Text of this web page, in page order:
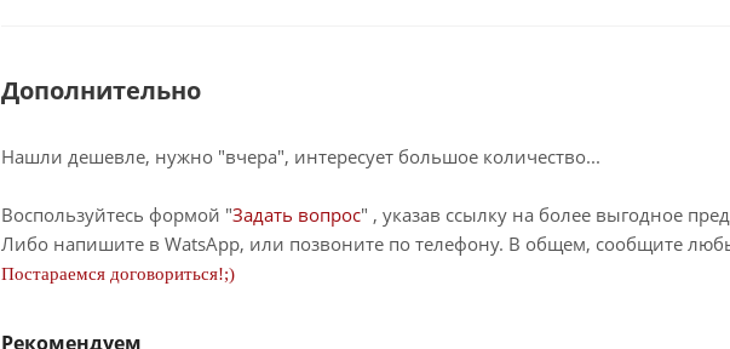
Дополнительно
Нашли дешевле, нужно "вчера", интересует большое количество...
Воспользуйтесь формой "Задать вопрос" , указав ссылку на более выгодное
Либо напишите в WatsApp, или позвоните по телефону. В общем, сообщите
Постараемся договориться!;)
Рекомендуем